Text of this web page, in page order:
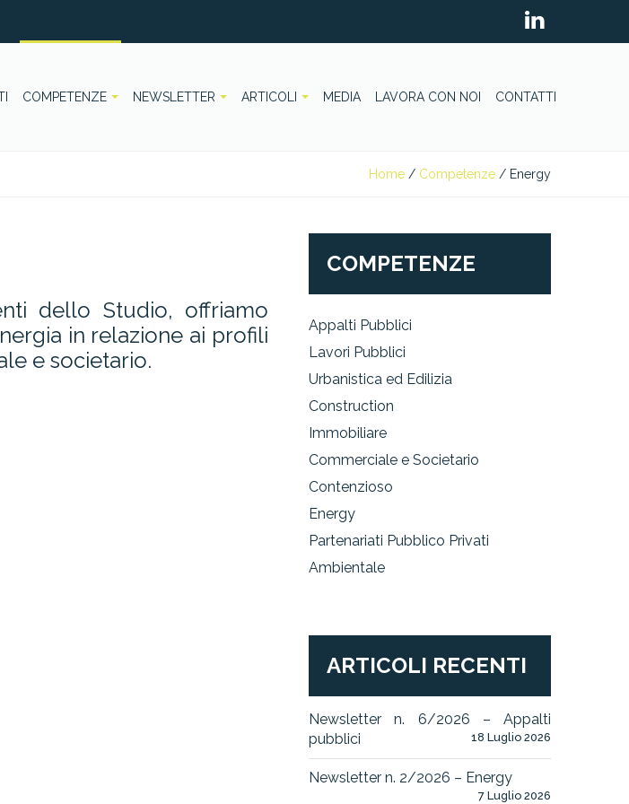
COMPETENZE NEWSLETTER ARTICOLI MEDIA LAVORA CON NOI CONTATTI
Home / Competenze / Energy
dello Studio, offriamo
in relazione ai profili
e societario.
COMPETENZE
Appalti Pubblici
Lavori Pubblici
Urbanistica ed Edilizia
Construction
Immobiliare
Commerciale e Societario
Contenzioso
Energy
Partenariati Pubblico Privati
Ambientale
ARTICOLI RECENTI
Newsletter n. 6/2026 – Appalti
pubblici
18 Luglio 2026
Newsletter n. 2/2026 – Energy
7 Luglio 2026